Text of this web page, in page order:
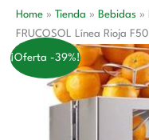
Home » Tienda » Bebidas »
FRUCOSOL Línea Rioja F50
¡Oferta -39%!
cantidad